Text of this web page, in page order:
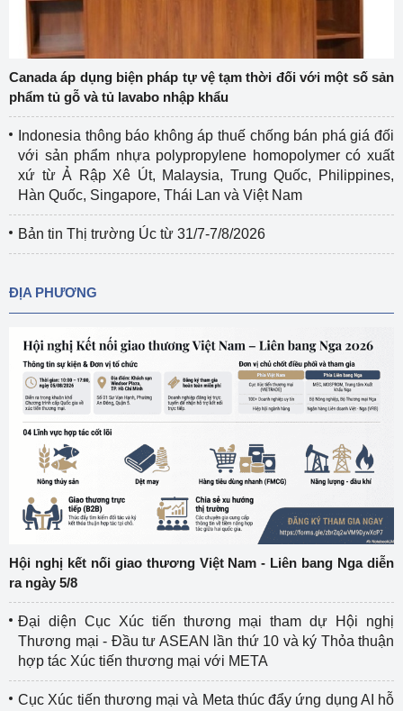
Canada áp dụng biện pháp tự vệ tạm thời đối với một số sản
phẩm tủ gỗ và tủ lavabo nhập khẩu
Indonesia thông báo không áp thuế chống bán phá giá đối
với sản phẩm nhựa polypropylene homopolymer có xuất
xứ từ Ả Rập Xê Út, Malaysia, Trung Quốc, Philippines,
Hàn Quốc, Singapore, Thái Lan và Việt Nam
Bản tin Thị trường Úc từ 31/7-7/8/2026
ĐỊA PHƯƠNG
Hội nghị kết nối giao thương Việt Nam - Liên bang Nga diễn
ra ngày 5/8
Đại diện Cục Xúc tiến thương mại tham dự Hội nghị
Thương mại - Đầu tư ASEAN lần thứ 10 và ký Thỏa thuận
hợp tác Xúc tiến thương mại với META
Cục Xúc tiến thương mại và Meta thúc đẩy ứng dụng AI hỗ